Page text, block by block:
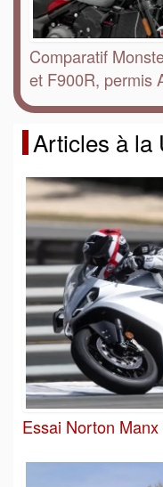
Comparatif
et F900R, permis
Articles à la
Essai Norton Manx